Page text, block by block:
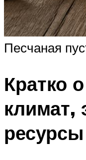
Песчаная
Кратко
климат,
ресурсы